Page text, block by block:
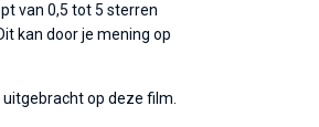
van 0,5 tot 5 sterren
kan door je mening op
op deze film.